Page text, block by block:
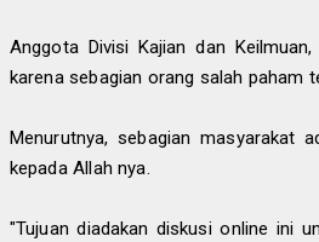
Anggota Divisi Kajian dan
karena sebagian orang salah paham
Menurutnya, sebagian masyarakat
kepada Allah nya.
"Tujuan diadakan diskusi online ini